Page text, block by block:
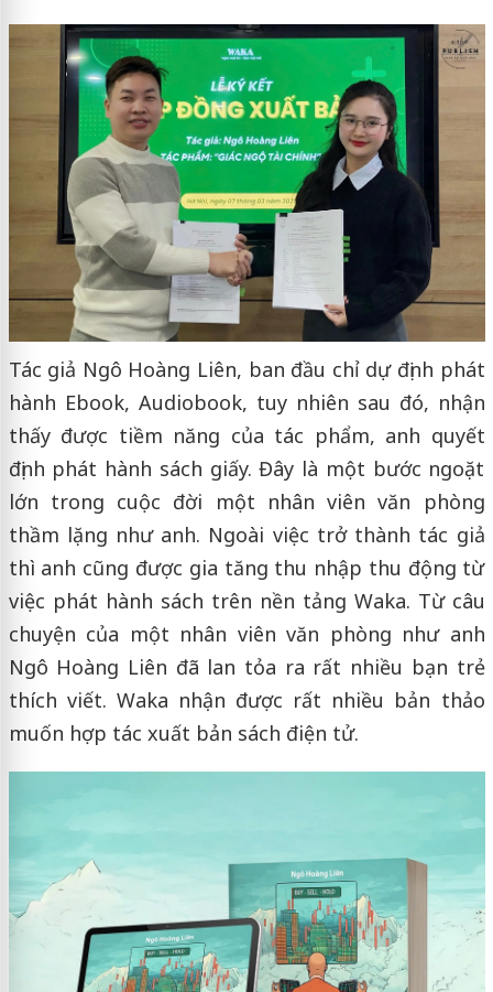
Tác giả Ngô Hoàng Liên, ban đầu chỉ dự định phát
hành Ebook, Audiobook, tuy nhiên sau đó, nhận
thấy được tiềm năng của tác phẩm, anh quyết
định phát hành sách giấy. Đây là một bước ngoặt
lớn trong cuộc đời một nhân viên văn phòng
thầm lặng như anh. Ngoài việc trở thành tác giả
thì anh cũng được gia tăng thu nhập thu động từ
việc phát hành sách trên nền tảng Waka. Từ câu
chuyện của một nhân viên văn phòng như anh
Ngô Hoàng Liên đã lan tỏa ra rất nhiều bạn trẻ
thích viết. Waka nhận được rất nhiều bản thảo
muốn hợp tác xuất bản sách điện tử.